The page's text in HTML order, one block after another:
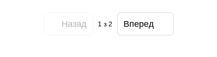
Назад 1 з 2 Вперед